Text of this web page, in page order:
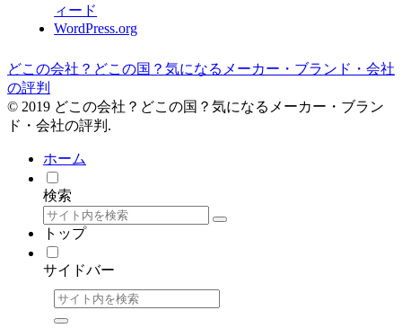
ィード
WordPress.org
どこの会社？どこの国？気になるメーカー・ブランド・会社
の評判
© 2019 どこの会社？どこの国？気になるメーカー・ブラン
ド・会社の評判.
ホーム
検索
トップ
サイドバー